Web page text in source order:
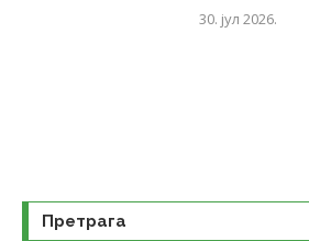
30. јул 2026.
Претрага